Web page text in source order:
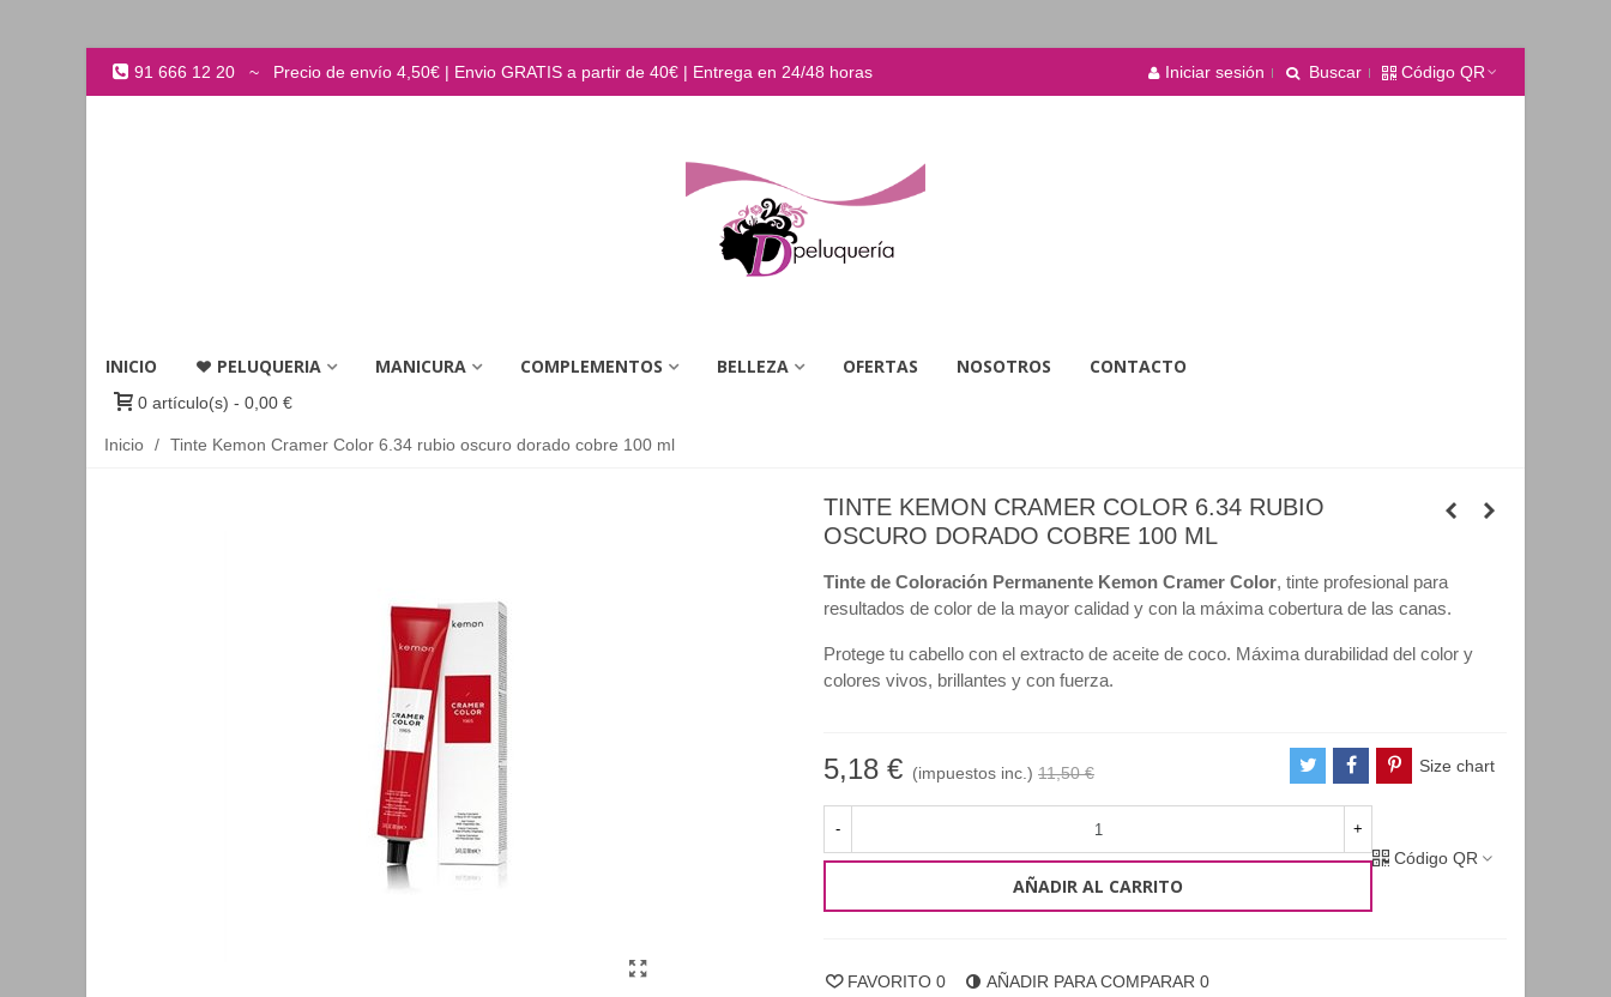
91 666 12 20 ~ Precio de envío 4,50€ | Envio GRATIS a partir de 40€ | Entrega en 24/48 horas Iniciar sesión Buscar Código QR
INICIO PELUQUERIA MANICURA COMPLEMENTOS BELLEZA OFERTAS NOSOTROS CONTACTO
0 artículo(s) - 0,00 €
Inicio / Tinte Kemon Cramer Color 6.34 rubio oscuro dorado cobre 100 ml
TINTE KEMON CRAMER COLOR 6.34 RUBIO
OSCURO DORADO COBRE 100 ML
Tinte de Coloración Permanente Kemon Cramer Color, tinte profesional para
resultados de color de la mayor calidad y con la máxima cobertura de las canas.
Protege tu cabello con el extracto de aceite de coco. Máxima durabilidad del color y
colores vivos, brillantes y con fuerza.
5,18 € (impuestos inc.) 11,50 € Size chart
- +
AÑADIR AL CARRITO
Código QR
FAVORITO 0 AÑADIR PARA COMPARAR 0